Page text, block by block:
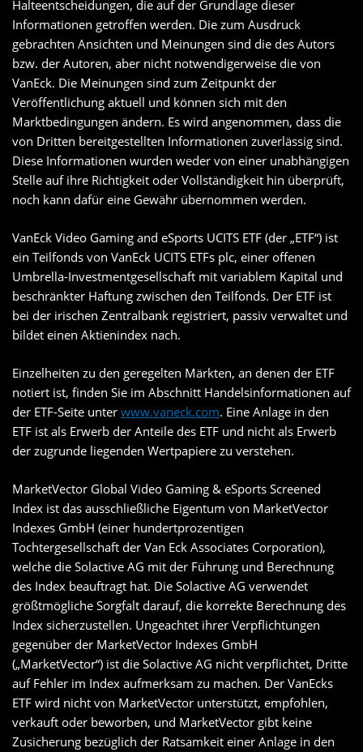
Halteentscheidungen, die auf der Grundlage dieser
Informationen getroffen werden. Die zum Ausdruck
gebrachten Ansichten und Meinungen sind die des Autors
bzw. der Autoren, aber nicht notwendigerweise die von
VanEck. Die Meinungen sind zum Zeitpunkt der
Veröffentlichung aktuell und können sich mit den
Marktbedingungen ändern. Es wird angenommen, dass die
von Dritten bereitgestellten Informationen zuverlässig sind.
Diese Informationen wurden weder von einer unabhängigen
Stelle auf ihre Richtigkeit oder Vollständigkeit hin überprüft,
noch kann dafür eine Gewähr übernommen werden.
VanEck Video Gaming and eSports UCITS ETF (der „ETF“) ist
ein Teilfonds von VanEck UCITS ETFs plc, einer offenen
Umbrella-Investmentgesellschaft mit variablem Kapital und
beschränkter Haftung zwischen den Teilfonds. Der ETF ist
bei der irischen Zentralbank registriert, passiv verwaltet und
bildet einen Aktienindex nach.
Einzelheiten zu den geregelten Märkten, an denen der ETF
notiert ist, finden Sie im Abschnitt Handelsinformationen auf
der ETF-Seite unter www.vaneck.com. Eine Anlage in den
ETF ist als Erwerb der Anteile des ETF und nicht als Erwerb
der zugrunde liegenden Wertpapiere zu verstehen.
MarketVector Global Video Gaming & eSports Screened
Index ist das ausschließliche Eigentum von MarketVector
Indexes GmbH (einer hundertprozentigen
Tochtergesellschaft der Van Eck Associates Corporation),
welche die Solactive AG mit der Führung und Berechnung
des Index beauftragt hat. Die Solactive AG verwendet
größtmögliche Sorgfalt darauf, die korrekte Berechnung des
Index sicherzustellen. Ungeachtet ihrer Verpflichtungen
gegenüber der MarketVector Indexes GmbH
(„MarketVector“) ist die Solactive AG nicht verpflichtet, Dritte
auf Fehler im Index aufmerksam zu machen. Der VanEcks
ETF wird nicht von MarketVector unterstützt, empfohlen,
verkauft oder beworben, und MarketVector gibt keine
Zusicherung bezüglich der Ratsamkeit einer Anlage in den